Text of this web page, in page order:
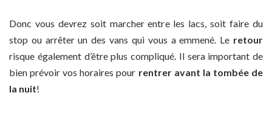
Donc vous devrez soit marcher entre les lacs, soit faire du
stop ou arrêter un des vans qui vous a emmené. Le retour
risque également d’être plus compliqué. Il sera important de
bien prévoir vos horaires pour rentrer avant la tombée de
la nuit!